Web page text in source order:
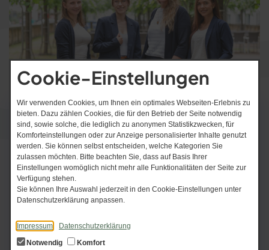
Cookie-Einstellungen
Wir verwenden Cookies, um Ihnen ein optimales Webseiten-Erlebnis zu
bieten. Dazu zählen Cookies, die für den Betrieb der Seite notwendig
sind, sowie solche, die lediglich zu anonymen Statistikzwecken, für
Komforteinstellungen oder zur Anzeige personalisierter Inhalte genutzt
werden. Sie können selbst entscheiden, welche Kategorien Sie
zulassen möchten. Bitte beachten Sie, dass auf Basis Ihrer
Einstellungen womöglich nicht mehr alle Funktionalitäten der Seite zur
Verfügung stehen.
Sie können Ihre Auswahl jederzeit in den Cookie-Einstellungen unter
Datenschutzerklärung anpassen.
Impressum
Datenschutzerklärung
Notwendig
Komfort
Sprechzeiten
Mo - Do 08:00 - 18:00 Uhr
Fr 08:00 - 16:00 Uhr
und nach Vereinbarung
Unsere Adresse
Logopädie Ebersbach
Bahnhofstraße 32